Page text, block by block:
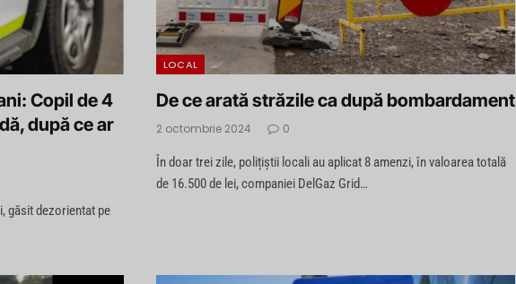
Copil de 4
după ce ar
găsit dezorientat pe
LOCAL
De ce arată străzile ca după bombardament
2 octombrie 2024 0
În doar trei zile, polițiștii locali au aplicat 8 amenzi, în valoarea totală
de 16.500 de lei, companiei DelGaz Grid…